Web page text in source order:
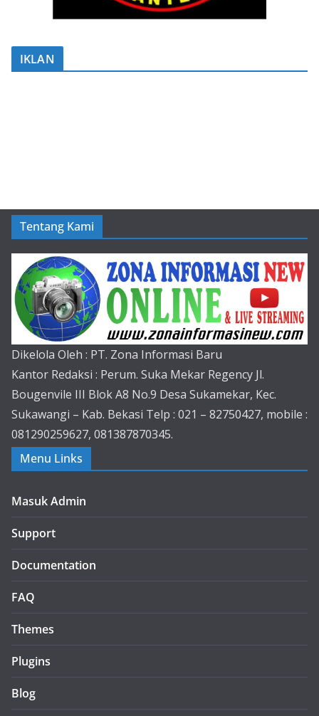
IKLAN
Tentang Kami
Dikelola Oleh : PT. Zona Informasi Baru
Kantor Redaksi : Perum. Suka Mekar Regency Jl.
Bougenvile III Blok A8 No.9 Desa Sukamekar, Kec.
Sukawangi – Kab. Bekasi Telp : 021 – 82750427, mobile :
081290259627, 081387870345.
Menu Links
Masuk Admin
Support
Documentation
FAQ
Themes
Plugins
Blog